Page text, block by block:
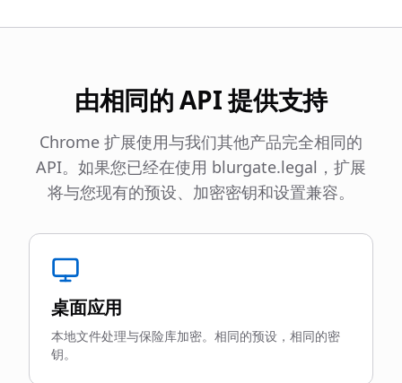
由相同的 API 提供支持
Chrome 扩展使用与我们其他产品完全相同的
API。如果您已经在使用 blurgate.legal，扩展
将与您现有的预设、加密密钥和设置兼容。
桌面应用
本地文件处理与保险库加密。相同的预设，相同的密
钥。